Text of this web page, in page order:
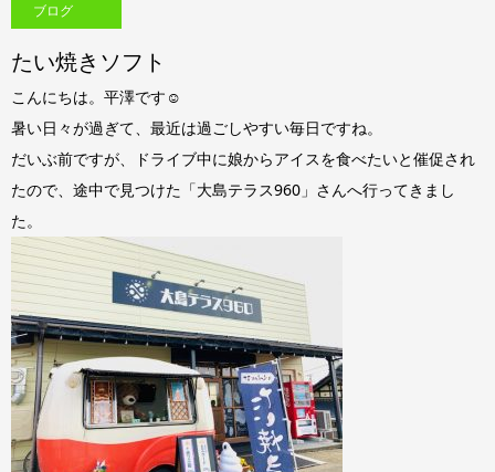
ブログ
たい焼きソフト
こんにちは。平澤です☺
暑い日々が過ぎて、最近は過ごしやすい毎日ですね。
だいぶ前ですが、ドライブ中に娘からアイスを食べたいと催促され
たので、途中で見つけた「大島テラス960」さんへ行ってきまし
た。